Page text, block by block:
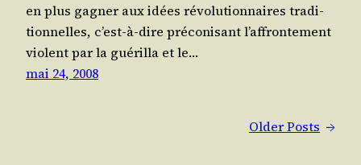
en plus gagner aux idées révo­lu­tion­naires tra­di­
tion­nelles, c’est-à-dire pré­co­ni­sant l’affrontement
violent par la gué­rilla et le…
mai 24, 2008
Older Posts →